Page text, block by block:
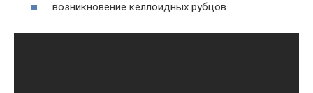
возникновение келлоидных рубцов.